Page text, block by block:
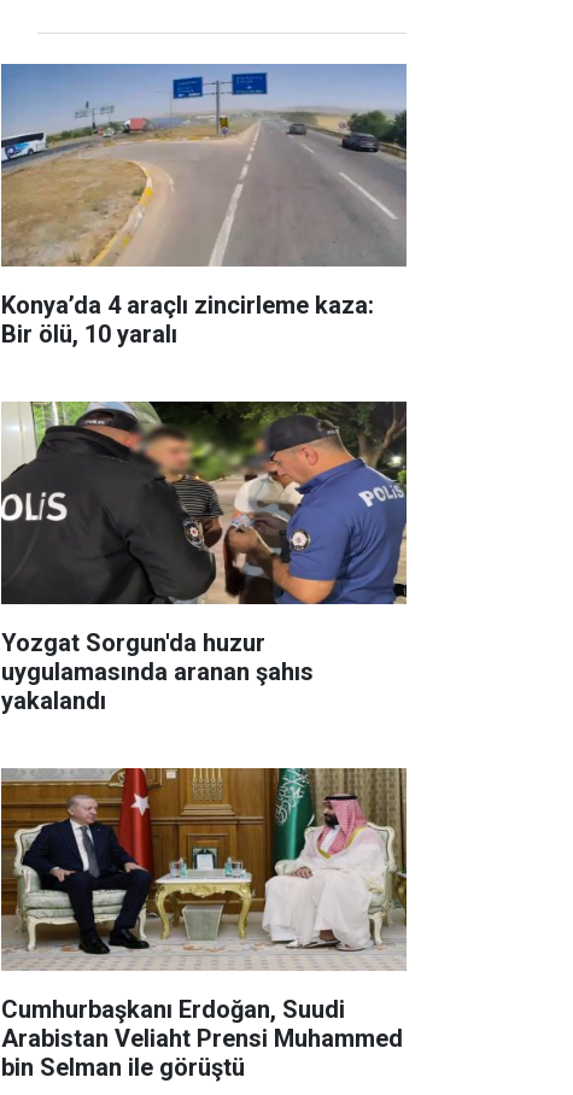
Konya’da 4 araçlı zincirleme kaza:
Bir ölü, 10 yaralı
Yozgat Sorgun'da huzur
uygulamasında aranan şahıs
yakalandı
Cumhurbaşkanı Erdoğan, Suudi
Arabistan Veliaht Prensi Muhammed
bin Selman ile görüştü